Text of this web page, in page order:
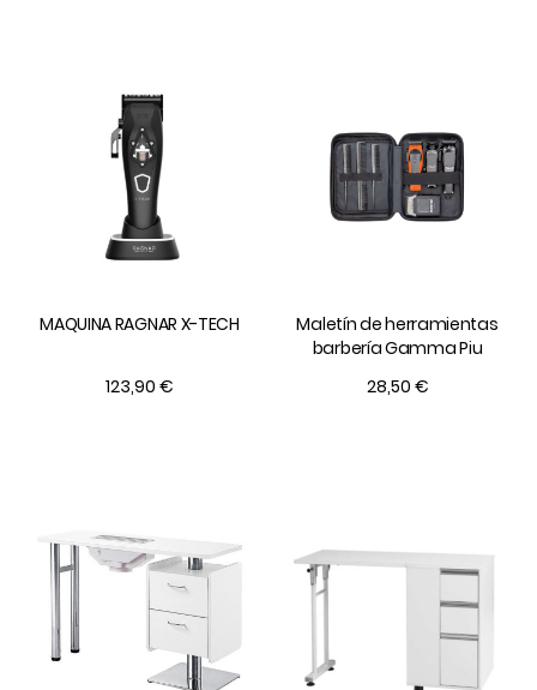
MAQUINA RAGNAR X-TECH
123,90 €
Maletín de herramientas
barbería Gamma Piu
28,50 €